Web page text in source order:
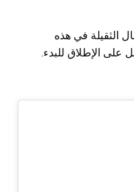
الثقيلة في هذه
على الإطلاق للبدء.